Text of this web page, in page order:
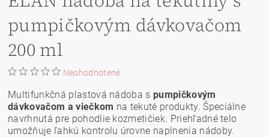
pumpičkovým dávkovačom
200 ml
Neohodnotené
Multifunkčná plastová nádoba s pumpičkovým
dávkovačom a viečkom na tekuté produkty. Špeciálne
navrhnutá pre pohodlie kozmetičiek. Priehľadné telo
umožňuje ľahkú kontrolu úrovne naplnenia nádoby.